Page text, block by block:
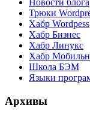
Трюки
Хабр Wordpess
Хабр Бизнес
Хабр Линукс
Хабр
Школа БЭМ
Языки
Архивы